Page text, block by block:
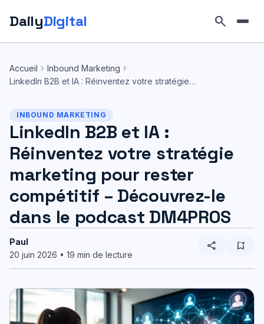
DailyDigital search
contenu
Accueil chevron_right Inbound Marketing chevron_right
LinkedIn B2B et IA : Réinventez votre stratégie…
INBOUND MARKETING
LinkedIn B2B et IA :
Réinventez votre stratégie
marketing pour rester
compétitif – Découvrez-le
dans le podcast DM4PROS
Paul
20 juin 2026 • 19 min de lecture
share bookmark_add